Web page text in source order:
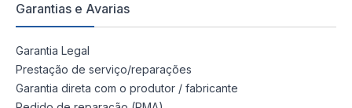
Garantias e Avarias
Garantia Legal
Prestação de serviço/reparações
Garantia direta com o produtor / fabricante